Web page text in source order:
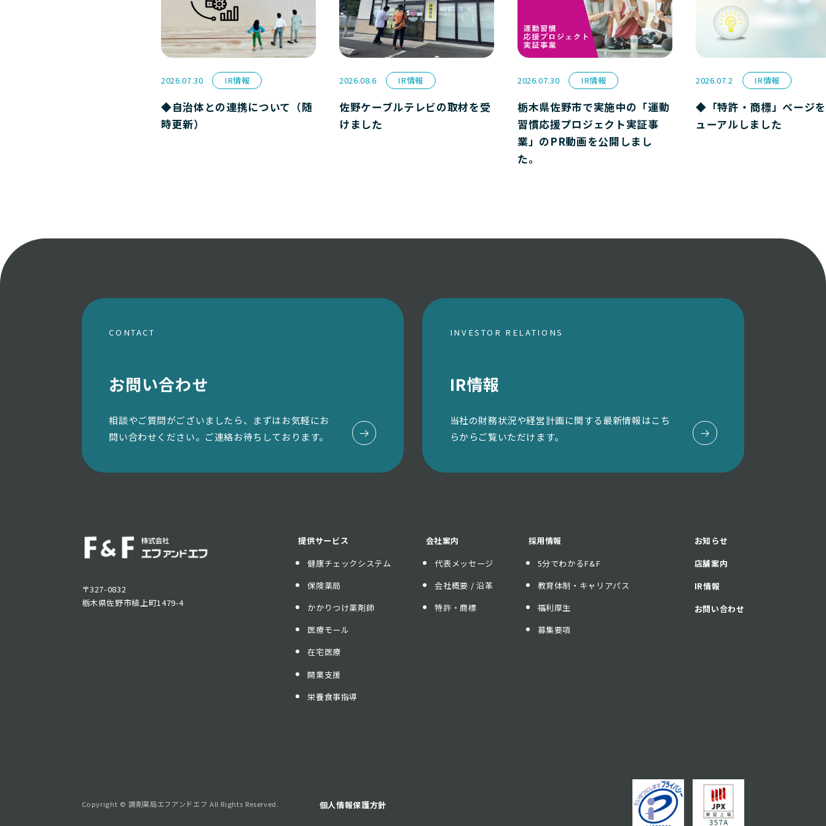
2026.07.30 IR情報
◆自治体との連携について（随
時更新）
2026.08.6 IR情報
佐野ケーブルテレビの取材を受
けました
2026.07.30 IR情報
栃木県佐野市で実施中の「運動
習慣応援プロジェクト実証事
業」のPR動画を公開しまし
た。
2026.07.2 IR情報
◆「特許・商標」ページ
ューアルしました
CONTACT
お問い合わせ
相談やご質問がございましたら、まずはお気軽にお
問い合わせください。ご連絡お待ちしております。
INVESTOR RELATIONS
IR情報
当社の財務状況や経営計画に関する最新情報はこち
らからご覧いただけます。
〒327-0832
栃木県佐野市植上町1479-4
提供サービス
健康チェックシステム
保険薬局
かかりつけ薬剤師
医療モール
在宅医療
開業支援
栄養食事指導
会社案内
代表メッセージ
会社概要 / 沿革
特許・商標
採用情報
5分でわかるF&F
教育体制・キャリアパス
福利厚生
募集要項
お知らせ
店舗案内
IR情報
お問い合わせ
Copyright © 調剤薬局エフアンドエフ All Rights Reserved. 個人情報保護方針